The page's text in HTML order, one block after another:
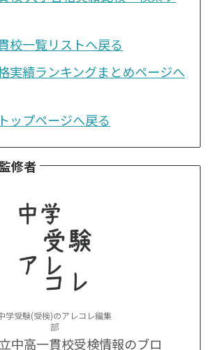
校一覧リストへ戻る
実績ランキングまとめページへ
ップページへ戻る
修者
学受験(受検)のアレコレ編集
部
中高一貫校受検情報のブロ